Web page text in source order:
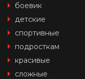
боевик
детские
спортивные
подросткам
красивые
сложные